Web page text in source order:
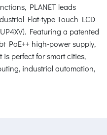
PLANET leads
Flat-type Touch LCD
Featuring a patented
PoE++ high-power supply,
perfect for smart cities,
industrial automation,